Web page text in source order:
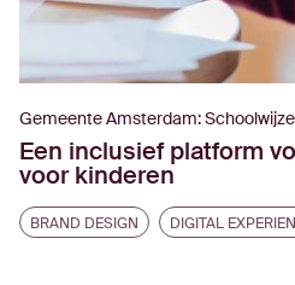
Gemeente Amsterdam:
Een inclusief platform
voor kinderen
BRAND DESIGN DIGITAL